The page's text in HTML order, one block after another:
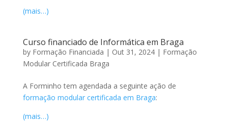
(mais…)
Curso financiado de Informática em Braga
by Formação Financiada | Out 31, 2024| Formação
Modular Certificada Braga
A Forminho tem agendada a seguinte ação de
formação modular certificada em Braga:
(mais…)